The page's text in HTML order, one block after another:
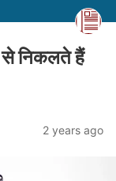
निकलते हैं
2 years ago